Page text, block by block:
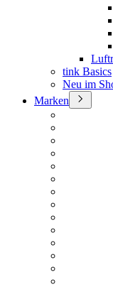
tink Basics
Neu im
Marken